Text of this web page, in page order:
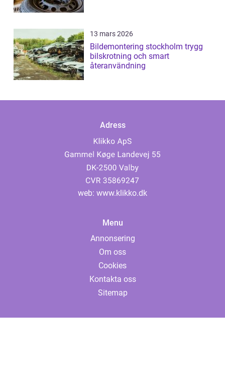
13 mars 2026
Bildemontering stockholm trygg
bilskrotning och smart
återanvändning
Adress
web: www.klikko.dk
Menu
Annonsering
Om oss
Cookies
Kontakta oss
Sitemap